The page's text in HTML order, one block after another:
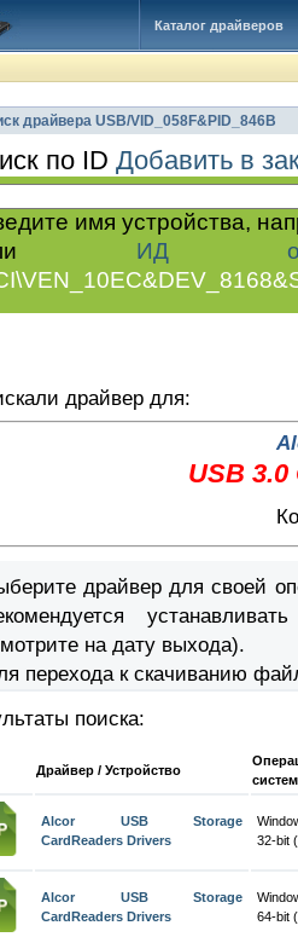
Каталог драйверов
драйвера USB/VID_058F&PID_846B
по ID Добавить в
имя устройства,
ИД
драйвер для:
USB 3.0
драйвер для своей
на дату выхода).
перехода к скачиванию
поиска:
Драйвер / Устройство
Alcor USB Storage
CardReaders Drivers
32-bit
Alcor USB Storage
CardReaders Drivers
64-bit